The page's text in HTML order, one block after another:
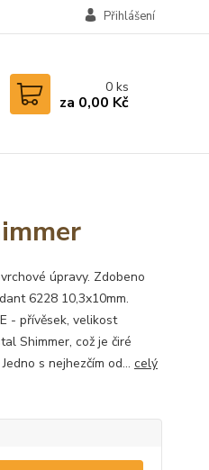
Přihlášení
0 ks
za 0,00 Kč
úpravy. Zdobeno
6228 10,3x10mm.
- přívěsek, velikost
Shimmer, což je čiré
s nejhezčím od... celý